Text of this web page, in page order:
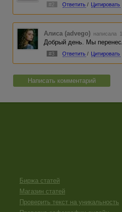
#2 Ответить / Цитировать
Алиса (advego) написала
Добрый день. Мы
#3 Ответить / Цитировать
Написать комментарий
Биржа статей
Магазин статей
Проверить текст на уникальность